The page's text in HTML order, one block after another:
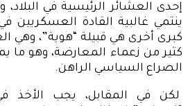
إحدى العشائر الرئيسية في البلاد،
ينتمي غالبية القادة
كبرى أخرى هي قبيلة “هوية”، وهي
كثير من زعماء المعارضة، وهو ما
الصراع السياسي الراهن.
لكن في المقابل، يجب الأخذ